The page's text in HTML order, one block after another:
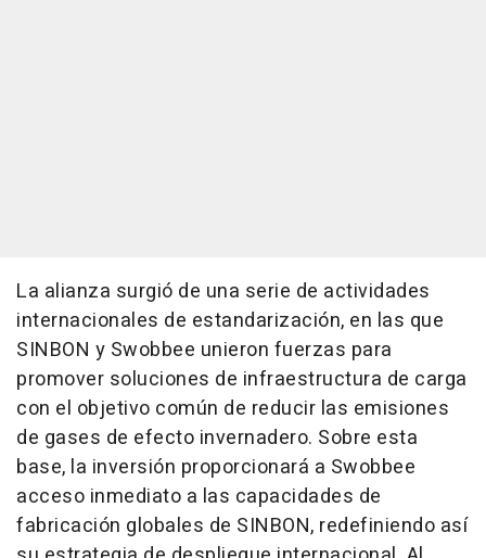
La alianza surgió de una serie de actividades
internacionales de estandarización, en las que
SINBON y Swobbee unieron fuerzas para
promover soluciones de infraestructura de carga
con el objetivo común de reducir las emisiones
de gases de efecto invernadero. Sobre esta
base, la inversión proporcionará a Swobbee
acceso inmediato a las capacidades de
fabricación globales de SINBON, redefiniendo así